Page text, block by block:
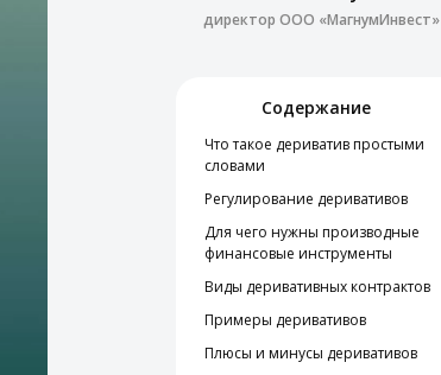
директор ООО «МагнумИнвест»
Содержание
Что такое дериватив простыми
словами
Регулирование деривативов
Для чего нужны производные
финансовые инструменты
Виды деривативных контрактов
Примеры деривативов
Плюсы и минусы деривативов